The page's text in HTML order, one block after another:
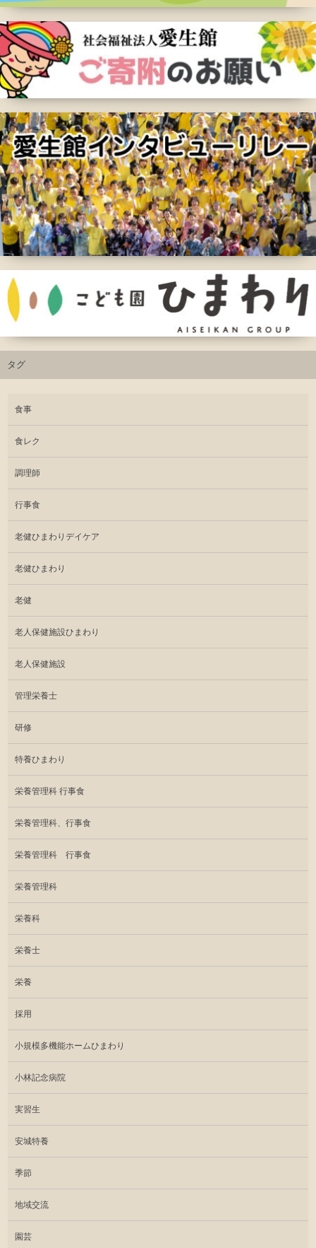
タグ
食事
食レク
調理師
行事食
老健ひまわりデイケア
老健ひまわり
老健
老人保健施設ひまわり
老人保健施設
管理栄養士
研修
特養ひまわり
栄養管理科 行事食
栄養管理科、行事食
栄養管理科 行事食
栄養管理科
栄養科
栄養士
栄養
採用
小規模多機能ホームひまわり
小林記念病院
実習生
安城特養
季節
地域交流
園芸